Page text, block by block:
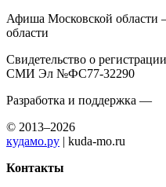
Афиша Московской области
области
Свидетельство о регистрации
СМИ Эл №ФС77-32290
Разработка и поддержка —
© 2013–2026
кудамо.ру | kuda-mo.ru
Контакты